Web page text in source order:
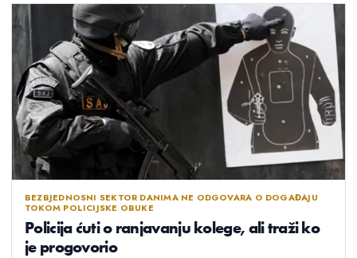
BEZBJEDNOSNI SEKTOR DANIMA NE ODGOVARA O DOGAĐAJU
TOKOM POLICIJSKE OBUKE
Policija ćuti o ranjavanju kolege, ali traži ko
je progovorio